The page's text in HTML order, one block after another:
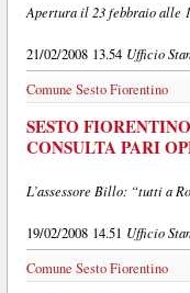
Apertura il 23 febbraio alle
21/02/2008 13.54 Ufficio
Comune Sesto Fiorentino
SESTO
CONSULTA PARI
L’assessore Billo: “tutti a
19/02/2008 14.51 Ufficio
Comune Sesto Fiorentino